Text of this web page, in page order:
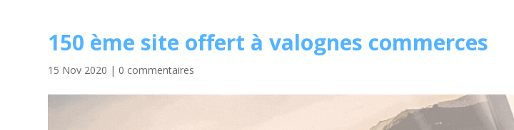
150 ème site offert à valognes commerces
15 Nov 2020 | 0 commentaires